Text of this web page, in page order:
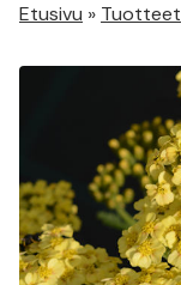
Etusivu » Tuotteet